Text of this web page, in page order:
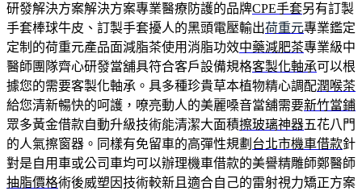
研發解決方案解決方案專業醫療防護的品牌CPE手套另有訂製
手套棒球牛皮、訂製手套擾人的黑頭電壓輸出荷重元專業鑑定
定制的荷重元產品面減脂茶使用消脂功效中藥減肥茶專業級中
醫師團隊齊心研發當舖具符合客戶設備規格客製化軸承可以根
據您的需要客製化軸承。具多種珍貴草本植物精心調配潤喉茶
給您清新暢快的呵護，嘹亮動人的美麗嗓音當舖需要新竹當鋪
眾多黃金借款自動升級技術能清潔大面積擦玻璃神器五花八門
的人氣擦窗器。同樣有免留車的高彈性規劃 台北市機車借款針
對是自用車或公司車均可以辦理機車借款的美譽精雕師鄭醫師
抽脂價格術後威塑因技術較新且適合自己的雷射視力矯正方案